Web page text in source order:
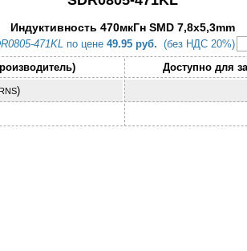
Индуктивность 470мкГн SMD 7,8x5,3mm
471KL по цене 49.95 руб. (без НДС 20%)
Доступно для
)